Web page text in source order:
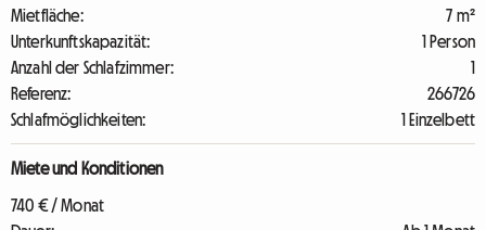
Mietfläche:
7 m²
Unterkunftskapazität:
1 Person
Anzahl der Schlafzimmer:
1
Referenz:
266726
Schlafmöglichkeiten:
1 Einzelbett
Miete und Konditionen
740 € / Monat